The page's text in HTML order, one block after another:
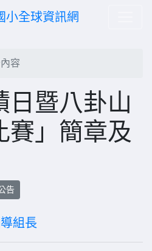
小全球資訊網
容
日暨八卦山
賽」簡章及
告
組長